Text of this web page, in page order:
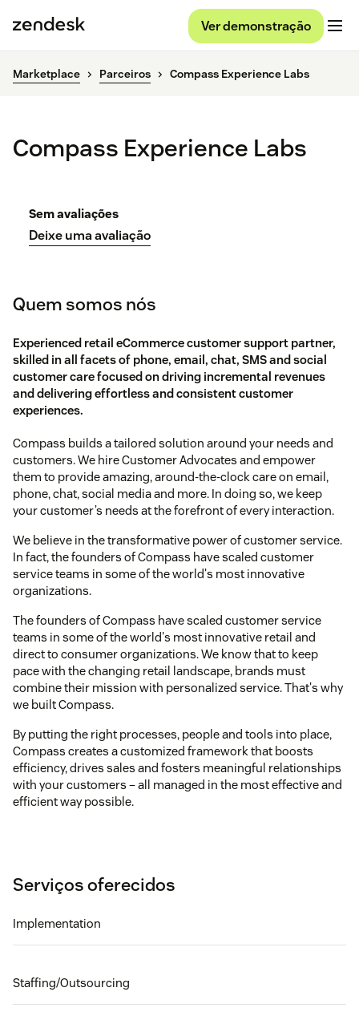
Ver demonstração
Marketplace Parceiros Compass Experience Labs
Compass Experience Labs
Sem avaliações
Deixe uma avaliação
Quem somos nós
Experienced retail eCommerce customer support partner,
skilled in all facets of phone, email, chat, SMS and social
customer care focused on driving incremental revenues
and delivering effortless and consistent customer
experiences.
Compass builds a tailored solution around your needs and
customers. We hire Customer Advocates and empower
them to provide amazing, around-the-clock care on email,
phone, chat, social media and more. In doing so, we keep
your customer’s needs at the forefront of every interaction.
We believe in the transformative power of customer service.
In fact, the founders of Compass have scaled customer
service teams in some of the world's most innovative
organizations.
The founders of Compass have scaled customer service
teams in some of the world's most innovative retail and
direct to consumer organizations. We know that to keep
pace with the changing retail landscape, brands must
combine their mission with personalized service. That's why
we built Compass.
By putting the right processes, people and tools into place,
Compass creates a customized framework that boosts
efficiency, drives sales and fosters meaningful relationships
with your customers – all managed in the most effective and
efficient way possible.
Serviços oferecidos
Implementation
Staffing/Outsourcing